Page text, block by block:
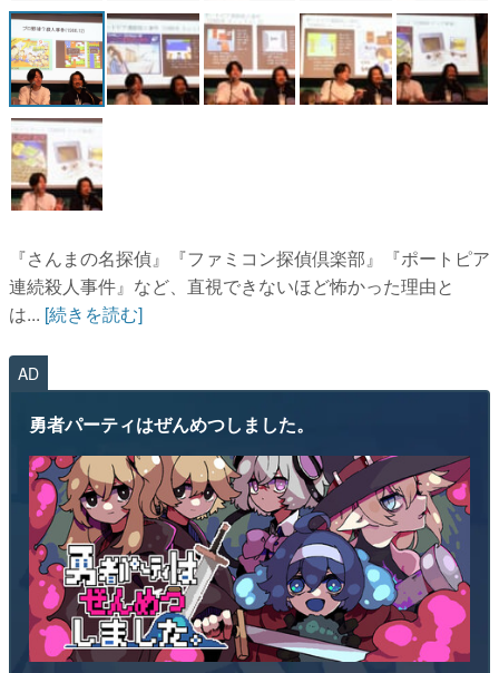
『さんまの名探偵』『ファミコン探偵倶楽部』『ポートピア
連続殺人事件』など、直視できないほど怖かった理由と
は... [続きを読む]
AD
勇者パーティはぜんめつしました。